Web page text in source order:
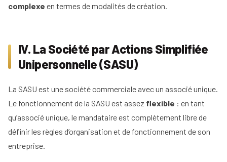
complexe en termes de modalités de création.
IV. La Société par Actions Simplifiée
Unipersonnelle (SASU)
La SASU est une société commerciale avec un associé unique.
Le fonctionnement de la SASU est assez flexible : en tant
qu’associé unique, le mandataire est complètement libre de
définir les règles d’organisation et de fonctionnement de son
entreprise.